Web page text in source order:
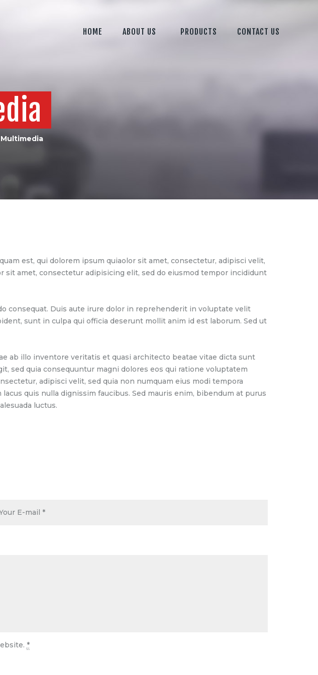
HOME ABOUT US PRODUCTS CONTACT US
Multimedia
est, qui dolorem ipsum quiaolor sit amet, consectetur, adipisci velit,
sit amet, consectetur adipisicing elit, sed do eiusmod tempor incididunt
consequat. Duis aute irure dolor in reprehenderit in voluptate velit
sunt in culpa qui officia deserunt mollit anim id est laborum. Sed ut
ab illo inventore veritatis et quasi architecto beatae vitae dicta sunt
sed quia consequuntur magni dolores eos qui ratione voluptatem
adipisci velit, sed quia non numquam eius modi tempora
quis nulla dignissim faucibus. Sed mauris enim, bibendum at purus
luctus.
*